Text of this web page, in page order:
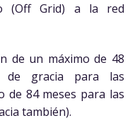
(Off Grid) a la red
de un máximo de 48
de gracia para las
de 84 meses para las
también).